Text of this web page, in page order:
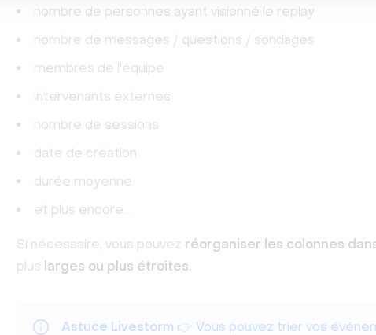
nombre de personnes ayant visionné le replay
nombre de messages / questions / sondages
membres de l'équipe
intervenants externes
nombre de sessions
date de création
durée moyenne
et plus encore...
Si nécessaire, vous pouvez réorganiser les colonnes
plus larges ou plus étroites.
Astuce Livestorm 👉 Vous pouvez trier vos